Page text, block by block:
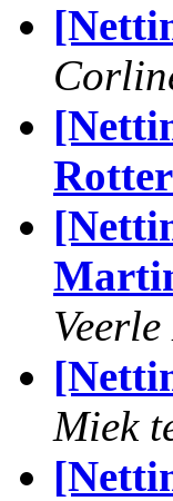
Miek